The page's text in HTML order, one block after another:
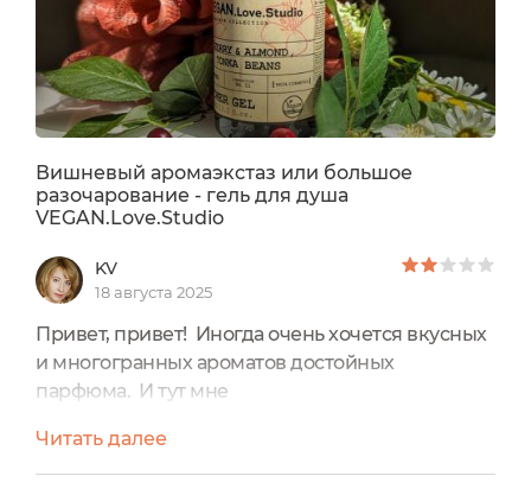
Вишневый аромаэкстаз или большое
разочарование - гель для душа
VEGAN.Love.Studio
KV
18 августа 2025
Привет, привет! Иногда очень хочется вкусных
и многогранных ароматов достойных
парфюма. И тут мне
душа вишня, миндаль, бобы тонка из
коллекции VEGAN.Love.Studio.Сразу
Читать далее